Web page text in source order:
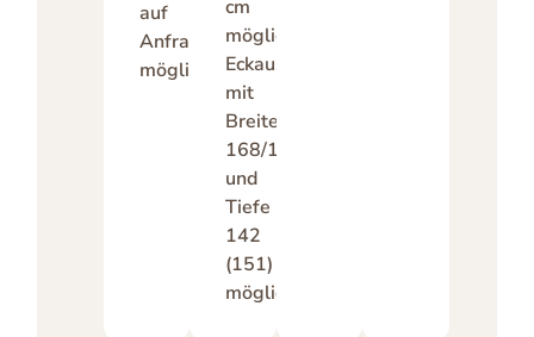
auf
Anfrage
möglich
cm
möglich
Eckausführung
mit
Breite
168/176/185/193/202
und
Tiefe
142
(151)
möglich